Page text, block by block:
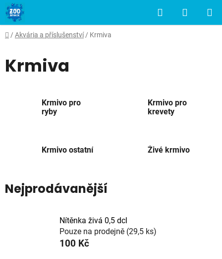
Přejít
na
obsah
Hledat
KOŠÍK
Domů
/ Akvária a příslušenství / Krmiva
Krmiva
Krmivo pro
ryby
Krmivo pro
krevety
Krmivo ostatní Živé krmivo
Nejprodávanější
Nítěnka živá 0,5 dcl
Pouze na prodejně (29,5 ks)
100 Kč